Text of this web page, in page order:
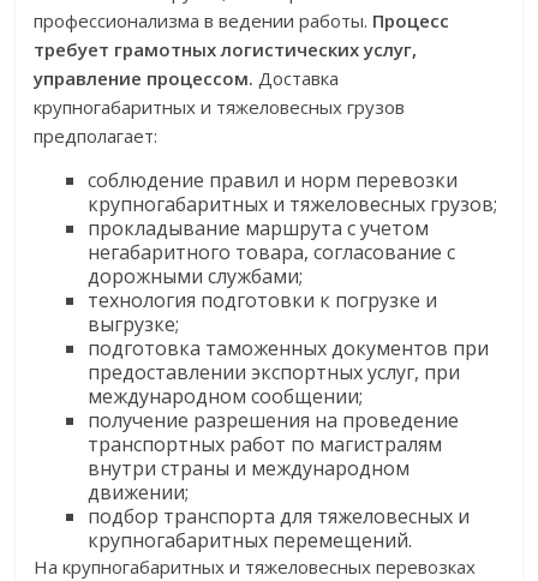
профессионализма в ведении работы. Процесс
требует грамотных логистических услуг,
управление процессом. Доставка
крупногабаритных и тяжеловесных грузов
предполагает:
соблюдение правил и норм перевозки
крупногабаритных и тяжеловесных грузов;
прокладывание маршрута с учетом
негабаритного товара, согласование с
дорожными службами;
технология подготовки к погрузке и
выгрузке;
подготовка таможенных документов при
предоставлении экспортных услуг, при
международном сообщении;
получение разрешения на проведение
транспортных работ по магистралям
внутри страны и международном
движении;
подбор транспорта для тяжеловесных и
крупногабаритных перемещений.
На крупногабаритных и тяжеловесных перевозках